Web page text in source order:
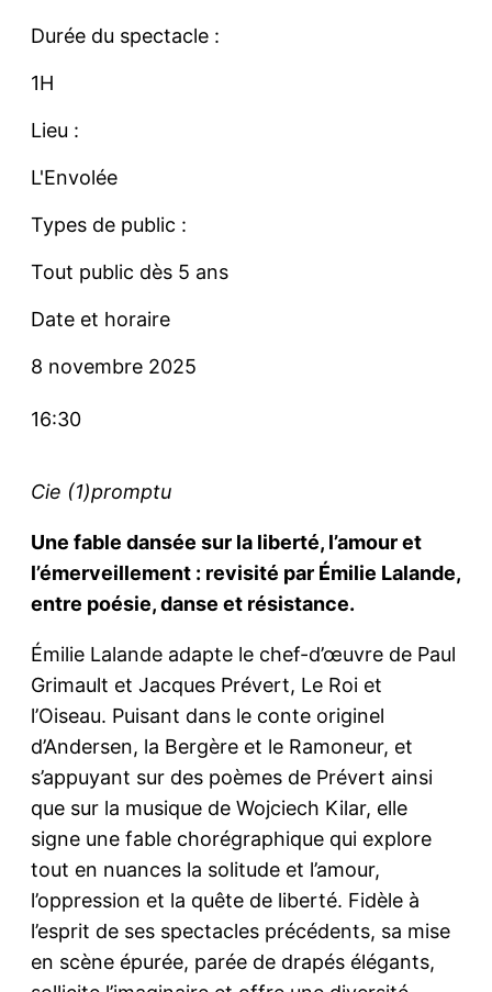
Durée du spectacle :
1H
Lieu :
L'Envolée
Types de public :
Tout public dès 5 ans
Date et horaire
8 novembre 2025
16:30
Cie (1)promptu
Une fable dansée sur la liberté, l’amour et
l’émerveillement : revisité par Émilie Lalande,
entre poésie, danse et résistance.
Émilie Lalande adapte le chef-d’œuvre de Paul
Grimault et Jacques Prévert, Le Roi et
l’Oiseau. Puisant dans le conte originel
d’Andersen, la Bergère et le Ramoneur, et
s’appuyant sur des poèmes de Prévert ainsi
que sur la musique de Wojciech Kilar, elle
signe une fable chorégraphique qui explore
tout en nuances la solitude et l’amour,
l’oppression et la quête de liberté. Fidèle à
l’esprit de ses spectacles précédents, sa mise
en scène épurée, parée de drapés élégants,